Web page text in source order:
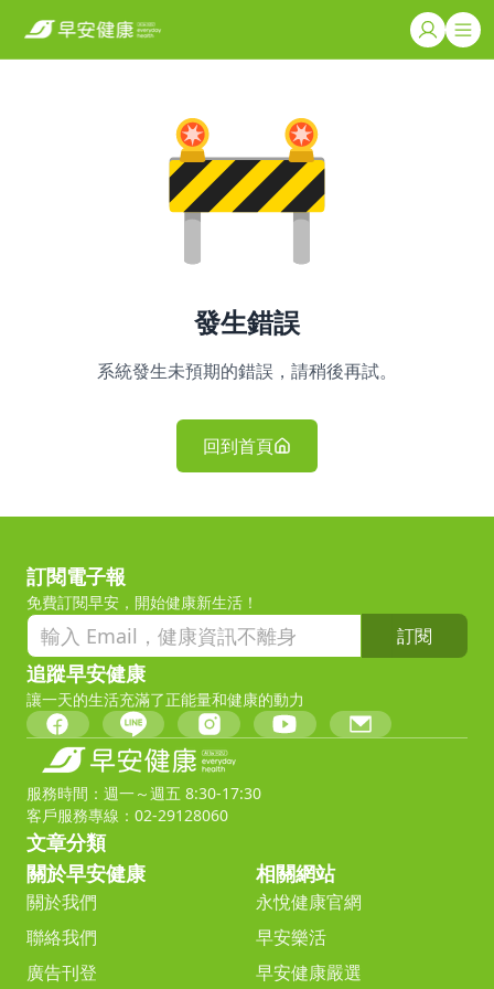
發生錯誤
系統發生未預期的錯誤，請稍後再試。
回到首頁
訂閱電子報
免費訂閱早安，開始健康新生活！
訂閱
追蹤早安健康
讓一天的生活充滿了正能量和健康的動力
服務時間：週一～週五 8:30-17:30
客戶服務專線：02-29128060
文章分類
關於早安健康
關於我們
聯絡我們
廣告刊登
相關網站
永悅健康官網
早安樂活
早安健康嚴選